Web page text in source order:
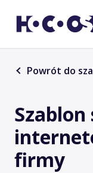
Powrót do
firmy